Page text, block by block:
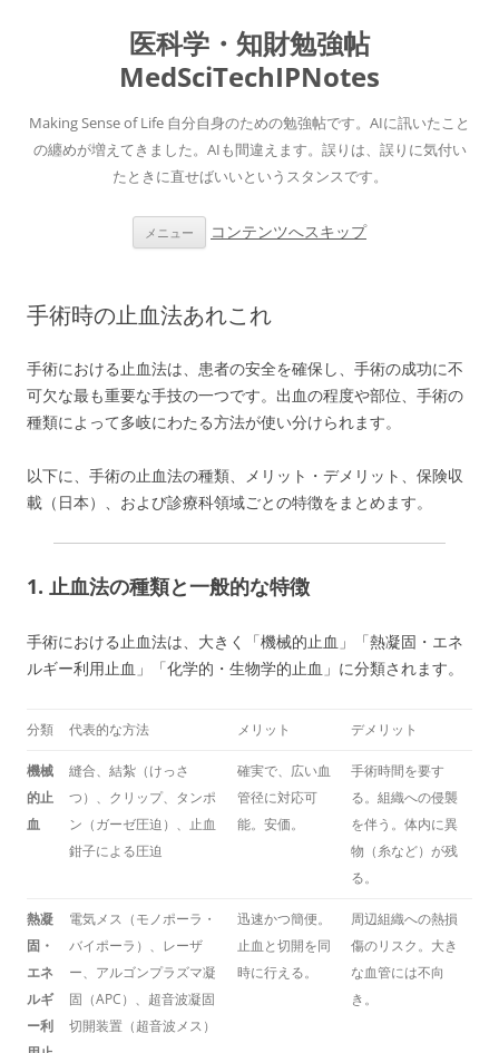
医科学・知財勉強帖
MedSciTechIPNotes
Making Sense of Life 自分自身のための勉強帖です。AIに訊いたこと
の纏めが増えてきました。AIも間違えます。誤りは、誤りに気付い
たときに直せばいいというスタンスです。
メニュー コンテンツへスキップ
手術時の止血法あれこれ
手術における止血法は、患者の安全を確保し、手術の成功に不
可欠な最も重要な手技の一つです。出血の程度や部位、手術の
種類によって多岐にわたる方法が使い分けられます。
以下に、手術の止血法の種類、メリット・デメリット、保険収
載（日本）、および診療科領域ごとの特徴をまとめます。
1. 止血法の種類と一般的な特徴
手術における止血法は、大きく「機械的止血」「熱凝固・エネ
ルギー利用止血」「化学的・生物学的止血」に分類されます。
分類 代表的な方法 メリット デメリット
機械
的止
血
縫合、結紮（けっさ
つ）、クリップ、タンポ
ン（ガーゼ圧迫）、止血
鉗子による圧迫
確実で、広い血
管径に対応可
能。安価。
手術時間を要す
る。組織への侵襲
を伴う。体内に異
物（糸など）が残
る。
熱凝
固・
エネ
ルギ
ー利
電気メス（モノポーラ・
バイポーラ）、レーザ
ー、アルゴンプラズマ凝
固（APC）、超音波凝固
切開装置（超音波メス）
迅速かつ簡便。
止血と切開を同
時に行える。
周辺組織への熱損
傷のリスク。大き
な血管には不向
き。